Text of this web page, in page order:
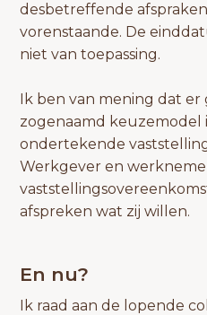
desbetreffende
vorenstaande. De
niet van toepassing.
Ik ben van mening dat er
zogenaamd keuzemodel
ondertekende
Werkgever en
afspreken wat zij willen.
En nu?
Ik raad aan de lopende